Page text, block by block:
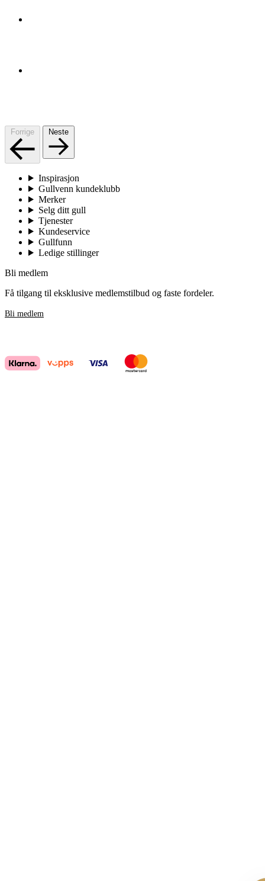
Forrige Neste
Inspirasjon
Gullvenn kundeklubb
Merker
Selg ditt gull
Tjenester
Kundeservice
Gullfunn
Ledige stillinger
Bli medlem
Få tilgang til eksklusive medlemstilbud og faste fordeler.
Bli medlem